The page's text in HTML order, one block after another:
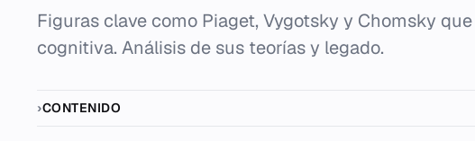
Figuras clave como Piaget, Vygotsky y Chomsky
cognitiva. Análisis de sus teorías y legado.
CONTENIDO